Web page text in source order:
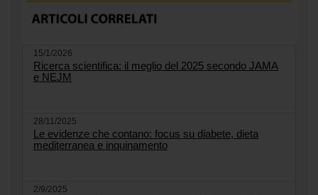
15/1/2026
Ricerca scientifica: il meglio del 2025 secondo JAMA
e NEJM
28/11/2025
Le evidenze che contano: focus su diabete, dieta
mediterranea e inquinamento
2/9/2025